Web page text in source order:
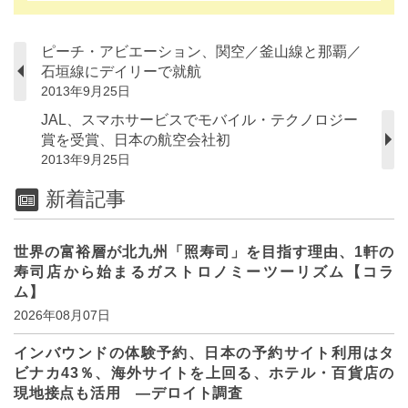
ピーチ・アビエーション、関空／釜山線と那覇／
石垣線にデイリーで就航
2013年9月25日
JAL、スマホサービスでモバイル・テクノロジー
賞を受賞、日本の航空会社初
2013年9月25日
新着記事
世界の富裕層が北九州「照寿司」を目指す理由、1軒の
寿司店から始まるガストロノミーツーリズム【コラ
ム】
2026年08月07日
インバウンドの体験予約、日本の予約サイト利用はタ
ビナカ43％、海外サイトを上回る、ホテル・百貨店の
現地接点も活用 ―デロイト調査